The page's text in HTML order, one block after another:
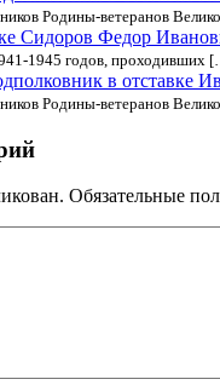
Родины-ветеранов
1945 годов, проходивших
Родины-ветеранов
Обязательные